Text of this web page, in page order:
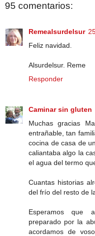
95 comentarios:
Remealsurdelsur
Feliz navidad.
Alsurdelsur. Reme
Responder
Caminar sin gluten
Muchas gracias
entrañable, tan
cocina de casa de
caliantaba algo la
el agua del termo
Cuantas historias
del frío del resto de
Esperamos que
preparado por la
acordamos de